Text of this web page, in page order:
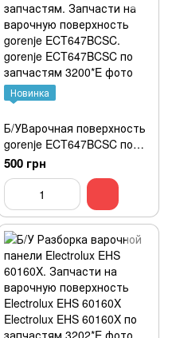
Новинка
Б/УВарочная поверхность
gorenje ECT647BCSC по
запчастям. Запчасти на
варочную поверхность
gorenje ECT647BCSC.
gorenje ECT647BCSC по
запчастям
500 грн